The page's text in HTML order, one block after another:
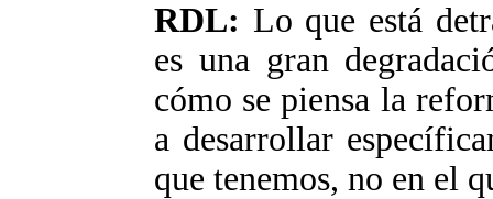
RDL: Lo que está
es una gran
cómo se piensa la
a desarrollar
que tenemos, no en el